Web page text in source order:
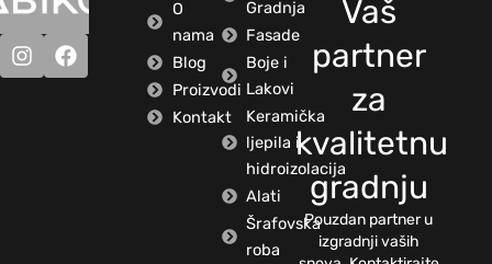
O
nama
Blog
Proizvodi
Kontakt
Gradnja
Fasade
Boje i
Lakovi
Keramička
ljepila i
hidroizolacija
Alati
Šrafovska
roba
Vaš
partner
za
kvalitetnu
gradnju
Pouzdan partner u
izgradnji vaših